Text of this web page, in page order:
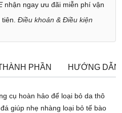
nhận ngay ưu đãi miễn phí vận
Điều khoản & Điều kiện
PHẦN HƯỚNG
cụ hoàn hảo để loại bỏ da thô
giúp nhẹ nhàng loại bỏ tế bào